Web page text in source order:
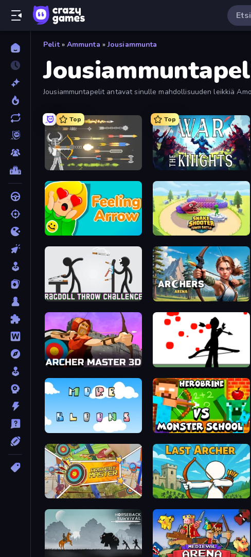
Pelit » Ammunta » Jousiammunta
Jousiammuntapelit antavat sinulle mahdollisuuden leikkiä
Top
Ragdoll Archers
Top
War the Knights
Feeling Arrow Snake Shooter: Tower Battle
Ragdoll Throw Challenge Archers Arena
Archer Master 3D: Castle Defense Bowman
Herobrine vs Monster School
Archery Master Last Archer